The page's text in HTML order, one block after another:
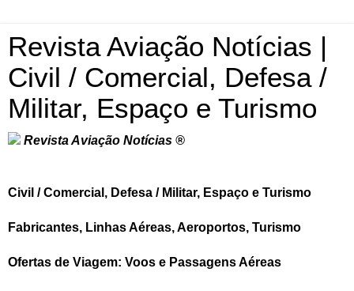
Revista Aviação Notícias |
Civil / Comercial, Defesa /
Militar, Espaço e Turismo
Revista Aviação Notícias ®
Civil / Comercial, Defesa / Militar, Espaço e Turismo
Fabricantes, Linhas Aéreas, Aeroportos, Turismo
Ofertas de Viagem: Voos e Passagens Aéreas